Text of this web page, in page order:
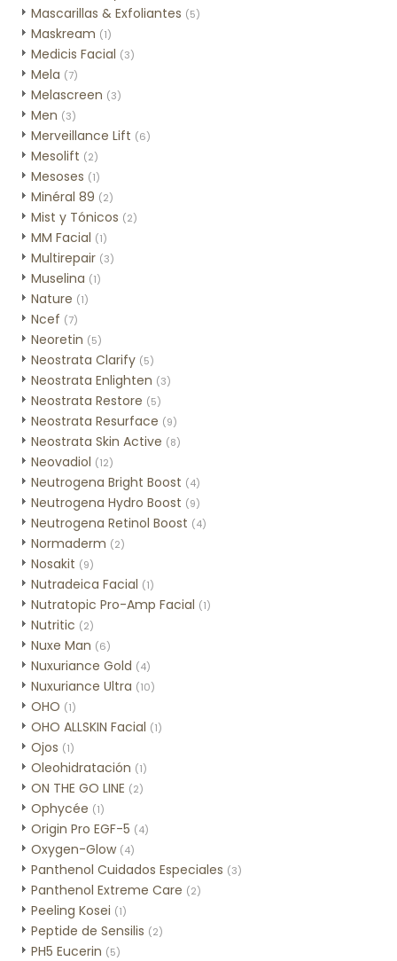
Mascarillas & Exfoliantes (5)
Maskream (1)
Medicis Facial (3)
Mela (7)
Melascreen (3)
Men (3)
Merveillance Lift (6)
Mesolift (2)
Mesoses (1)
Minéral 89 (2)
Mist y Tónicos (2)
MM Facial (1)
Multirepair (3)
Muselina (1)
Nature (1)
Ncef (7)
Neoretin (5)
Neostrata Clarify (5)
Neostrata Enlighten (3)
Neostrata Restore (5)
Neostrata Resurface (9)
Neostrata Skin Active (8)
Neovadiol (12)
Neutrogena Bright Boost (4)
Neutrogena Hydro Boost (9)
Neutrogena Retinol Boost (4)
Normaderm (2)
Nosakit (9)
Nutradeica Facial (1)
Nutratopic Pro-Amp Facial (1)
Nutritic (2)
Nuxe Man (6)
Nuxuriance Gold (4)
Nuxuriance Ultra (10)
OHO (1)
OHO ALLSKIN Facial (1)
Ojos (1)
Oleohidratación (1)
ON THE GO LINE (2)
Ophycée (1)
Origin Pro EGF-5 (4)
Oxygen-Glow (4)
Panthenol Cuidados Especiales (3)
Panthenol Extreme Care (2)
Peeling Kosei (1)
Peptide de Sensilis (2)
PH5 Eucerin (5)